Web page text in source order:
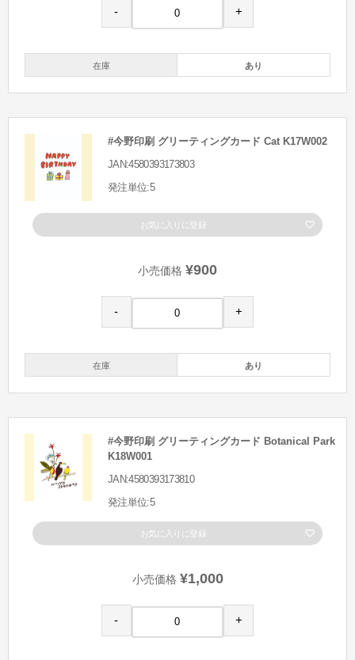
- +
在庫 あり
#今野印刷 グリーティングカード Cat K17W002
JAN:4580393173803
発注単位:5
お気に入りに登録
小売価格 ¥900
- +
在庫 あり
#今野印刷 グリーティングカード Botanical Park
K18W001
JAN:4580393173810
発注単位:5
お気に入りに登録
小売価格 ¥1,000
- +